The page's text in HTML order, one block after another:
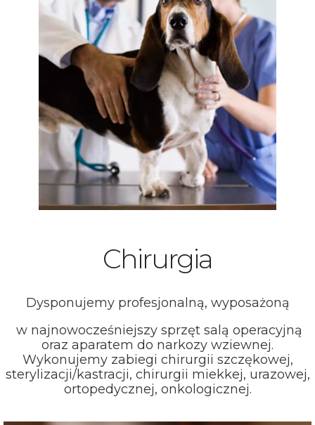
Chirurgia
Dysponujemy profesjonalną, wyposażoną
w najnowocześniejszy sprzęt salą operacyjną
oraz aparatem do narkozy wziewnej.
Wykonujemy zabiegi chirurgii szczękowej,
sterylizacji/kastracji, chirurgii miekkej, urazowej,
ortopedycznej, onkologicznej.